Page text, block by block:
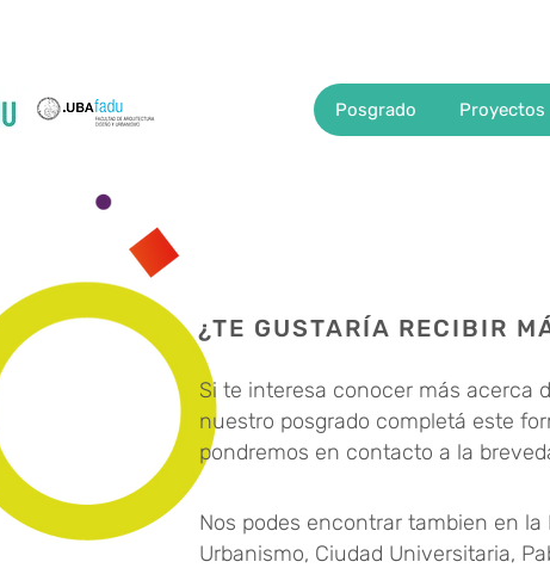
Posgrado Proyectos
¿TE GUSTARÍA RECIBIR
Si te interesa conocer más acerca
nuestro posgrado completá este
pondremos en contacto a la
Nos podes encontrar tambien en
Urbanismo, Ciudad Universitaria,